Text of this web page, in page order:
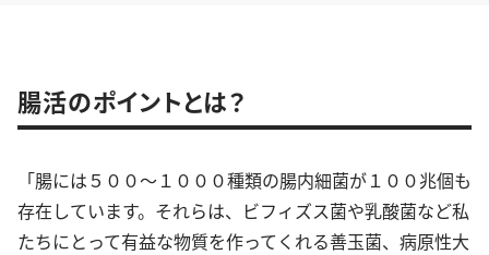
腸活のポイントとは？
「腸には５００～１０００種類の腸内細菌が１００兆個も
存在しています。それらは、ビフィズス菌や乳酸菌など私
たちにとって有益な物質を作ってくれる善玉菌、病原性大